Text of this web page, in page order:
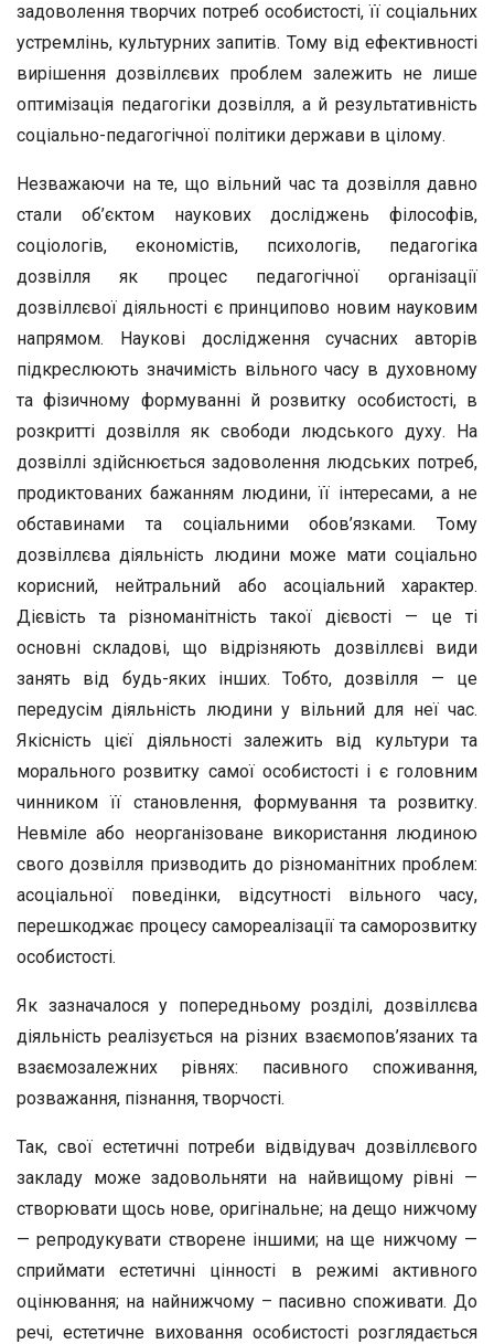
задоволення творчих потреб особистості, її соціальних
устремлінь, культурних запитів. Тому від ефективності
вирішення дозвіллєвих проблем залежить не лише
оптимізація педагогіки дозвілля, а й результативність
соціально-педагогічної політики держави в цілому.
Незважаючи на те, що вільний час та дозвілля давно
стали об’єктом наукових досліджень філософів,
соціологів, економістів, психологів, педагогіка
дозвілля як процес педагогічної організації
дозвіллєвої діяльності є принципово новим науковим
напрямом. Наукові дослідження сучасних авторів
підкреслюють значимість вільного часу в духовному
та фізичному формуванні й розвитку особистості, в
розкритті дозвілля як свободи людського духу. На
дозвіллі здійснюється задоволення людських потреб,
продиктованих бажанням людини, її інтересами, а не
обставинами та соціальними обов’язками. Тому
дозвіллєва діяльність людини може мати соціально
корисний, нейтральний або асоціальний характер.
Дієвість та різноманітність такої дієвості — це ті
основні складові, що відрізняють дозвіллєві види
занять від будь-яких інших. Тобто, дозвілля — це
передусім діяльність людини у вільний для неї час.
Якісність цієї діяльності залежить від культури та
морального розвитку самої особистості і є головним
чинником її становлення, формування та розвитку.
Невміле або неорганізоване використання людиною
свого дозвілля призводить до різноманітних проблем:
асоціальної поведінки, відсутності вільного часу,
перешкоджає процесу самореалізації та саморозвитку
особистості.
Як зазначалося у попередньому розділі, дозвіллєва
діяльність реалізується на різних взаємопов’язаних та
взаємозалежних рівнях: пасивного споживання,
розважання, пізнання, творчості.
Так, свої естетичні потреби відвідувач дозвіллєвого
закладу може задовольняти на найвищому рівні —
створювати щось нове, оригінальне; на дещо нижчому
— репродукувати створене іншими; на ще нижчому —
сприймати естетичні цінності в режимі активного
оцінювання; на найнижчому – пасивно споживати. До
речі, естетичне виховання особистості розглядається